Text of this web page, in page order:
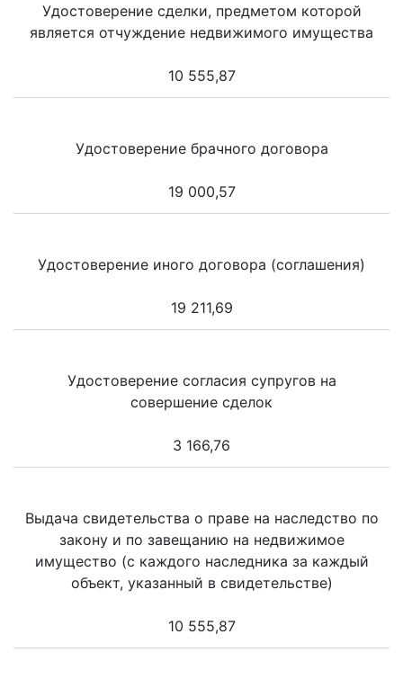
Удостоверение сделки, предметом которой
является отчуждение недвижимого имущества
10 555,87
Удостоверение брачного договора
19 000,57
Удостоверение иного договора (соглашения)
19 211,69
Удостоверение согласия супругов на
совершение сделок
3 166,76
Выдача свидетельства о праве на наследство по
закону и по завещанию на недвижимое
имущество (с каждого наследника за каждый
объект, указанный в свидетельстве)
10 555,87